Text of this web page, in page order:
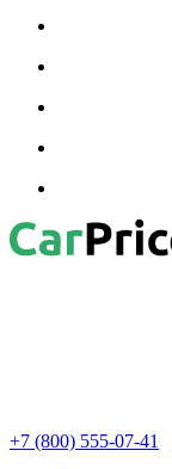
+7 (800) 555-07-41